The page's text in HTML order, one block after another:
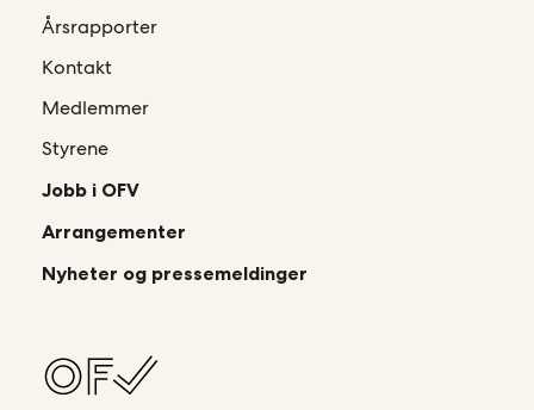
Årsrapporter
Kontakt
Medlemmer
Styrene
Jobb i OFV
Arrangementer
Nyheter og pressemeldinger